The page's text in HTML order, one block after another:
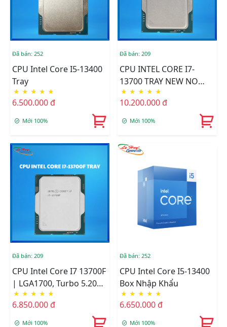
Đã bán: 252
CPU Intel Core I5-13400
Tray
★ ★ ★ ★ ★
6.500.000 đ
Mới 100%
Đã bán: 209
CPU INTEL CORE I7-
13700 TRAY NEW NO
FAN
★ ★ ★ ★ ★
10.200.000 đ
Mới 100%
Đã bán: 209
CPU Intel Core I7 13700F
| LGA1700, Turbo 5.20
GHz, 16C/24T, 30MB,
Tray New, Không Fan
★ ★ ★ ★ ★
6.850.000 đ
Mới 100%
Đã bán: 252
CPU Intel Core I5-13400
Box Nhập Khẩu
★ ★ ★ ★ ★
6.650.000 đ
Mới 100%